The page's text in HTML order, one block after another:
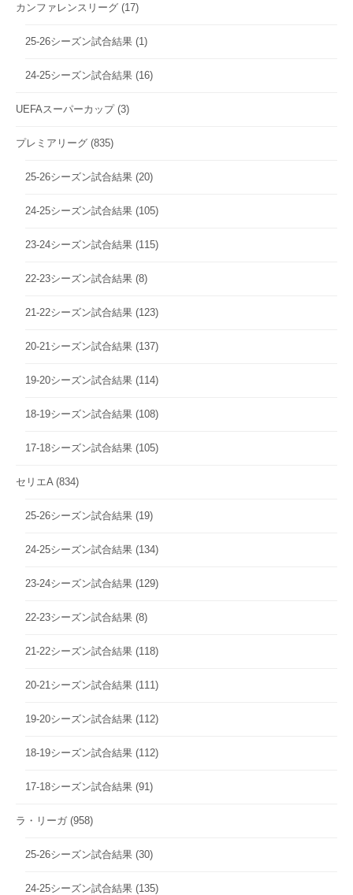
カンファレンスリーグ (17)
25-26シーズン試合結果 (1)
24-25シーズン試合結果 (16)
UEFAスーパーカップ(3)
プレミアリーグ (835)
25-26シーズン試合結果 (20)
24-25シーズン試合結果 (105)
23-24シーズン試合結果 (115)
22-23シーズン試合結果 (8)
21-22シーズン試合結果 (123)
20-21シーズン試合結果 (137)
19-20シーズン試合結果 (114)
18-19シーズン試合結果 (108)
17-18シーズン試合結果 (105)
セリエA (834)
25-26シーズン試合結果 (19)
24-25シーズン試合結果 (134)
23-24シーズン試合結果 (129)
22-23シーズン試合結果 (8)
21-22シーズン試合結果 (118)
20-21シーズン試合結果 (111)
19-20シーズン試合結果 (112)
18-19シーズン試合結果 (112)
17-18シーズン試合結果 (91)
ラ・リーガ (958)
25-26シーズン試合結果 (30)
24-25シーズン試合結果 (135)